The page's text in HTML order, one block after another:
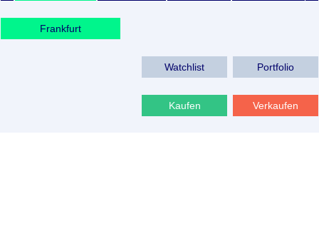
Frankfurt
Watchlist Portfolio
Kaufen Verkaufen